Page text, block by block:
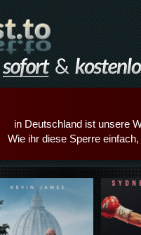
in Deutschland ist unsere
Wie ihr diese Sperre
Details,Play